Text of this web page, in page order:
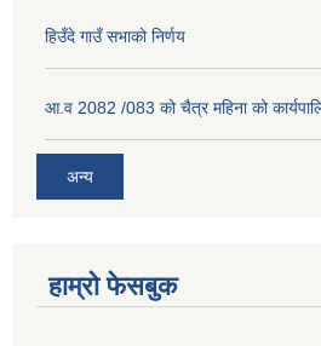
हिउँदे गाउँ सभाको निर्णय
आ.व 2082 /083 को चैत्र महिना को
अन्य
हाम्रो फेसबुक